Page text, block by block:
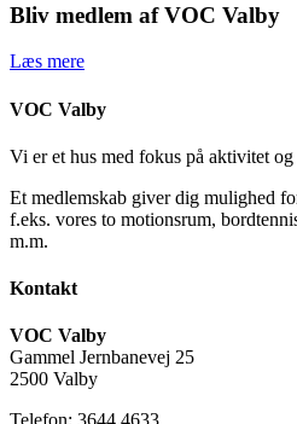
Bliv medlem af VOC Valby
Læs mere
VOC Valby
Vi er et hus med fokus på aktivitet
Et medlemskab giver dig mulighed
f.eks. vores to motionsrum,
m.m.
Kontakt
VOC Valby
Gammel Jernbanevej 25
2500 Valby